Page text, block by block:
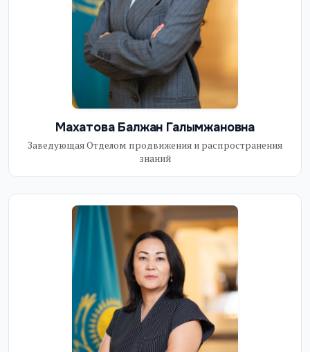
Махатова Балжан Галымжановна
Заведующая Отделом продвижения и распространения
знаний